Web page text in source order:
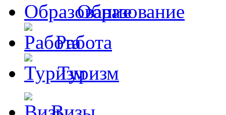
Образование
Работа
Туризм